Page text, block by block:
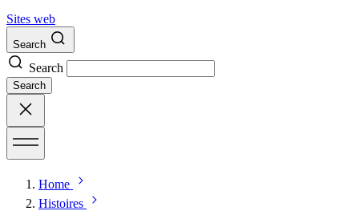
Sites web
Search
Search
Search
Home
Histoires